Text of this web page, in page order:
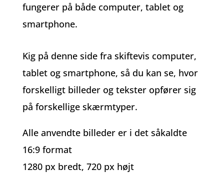
fungerer på både computer, tablet og
smartphone.
Kig på denne side fra skiftevis computer,
tablet og smartphone, så du kan se, hvor
forskelligt billeder og tekster opfører sig
på forskellige skærmtyper.
Alle anvendte billeder er i det såkaldte
16:9 format
1280 px bredt, 720 px højt